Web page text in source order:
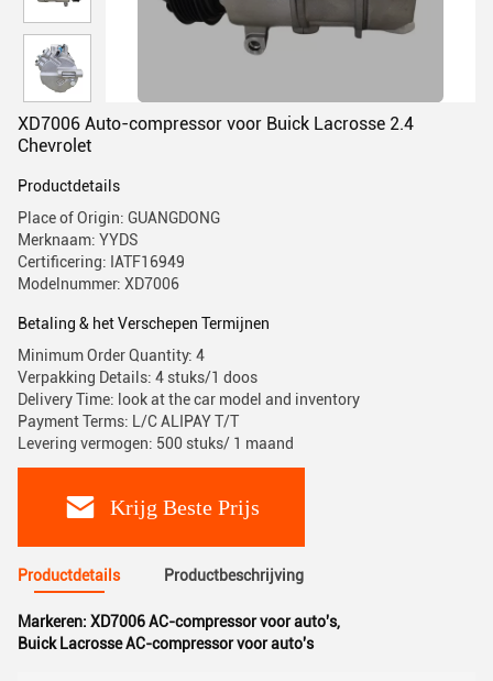
XD7006 Auto-compressor voor Buick Lacrosse 2.4
Chevrolet
Productdetails
Place of Origin: GUANGDONG
Merknaam: YYDS
Certificering: IATF16949
Modelnummer: XD7006
Betaling & het Verschepen Termijnen
Minimum Order Quantity: 4
Verpakking Details: 4 stuks/1 doos
Delivery Time: look at the car model and inventory
Payment Terms: L/C ALIPAY T/T
Levering vermogen: 500 stuks/ 1 maand
Krijg Beste Prijs
Productdetails Productbeschrijving
Markeren: XD7006 AC-compressor voor auto's,
Buick Lacrosse AC-compressor voor auto's